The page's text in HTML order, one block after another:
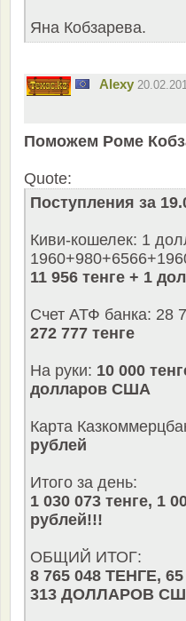
Яна Кобзарева.
Alexy
Поможем Роме
Quote:
Поступления за
Киви-кошелек: 1
11 956 тенге + 1
Счет АТФ банка: 28
272 777 тенге
На руки: 10 000
долларов США
Карта
рублей
Итого за день:
1 030 073 тенге, 1
рублей!!!
ОБЩИЙ ИТОГ:
8 765 048 ТЕНГЕ,
313 ДОЛЛАРОВ